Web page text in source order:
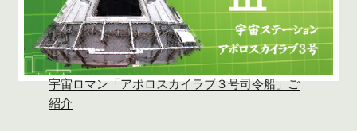
宇宙ロマン「アポロスカイラブ３号司令船」ご
紹介